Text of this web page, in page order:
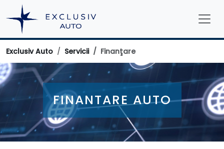
Exclusiv Auto Servicii Finanţare
FINANTARE AUTO